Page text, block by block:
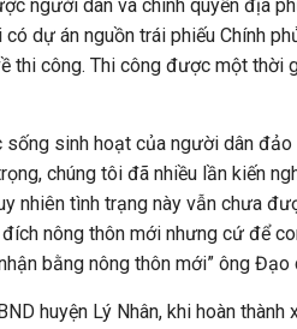
người dân và chính quyền địa
có dự án nguồn trái phiếu Chính
thi công. Thi công được một thời
sống sinh hoạt của người dân
chúng tôi đã nhiều lần kiến
nhiên tình trạng này vẫn chưa
nông thôn mới nhưng cứ để
bằng nông thôn mới” ông Đạo
huyện Lý Nhân, khi hoàn